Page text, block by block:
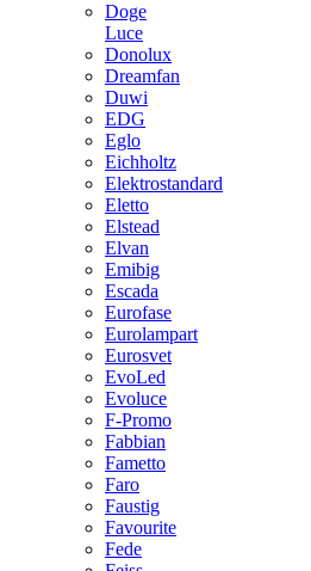
Doge
Luce
Donolux
Dreamfan
Duwi
EDG
Eglo
Eichholtz
Elektrostandard
Eletto
Elstead
Elvan
Emibig
Escada
Eurofase
Eurolampart
Eurosvet
EvoLed
Evoluce
F-Promo
Fabbian
Fametto
Faro
Faustig
Favourite
Fede